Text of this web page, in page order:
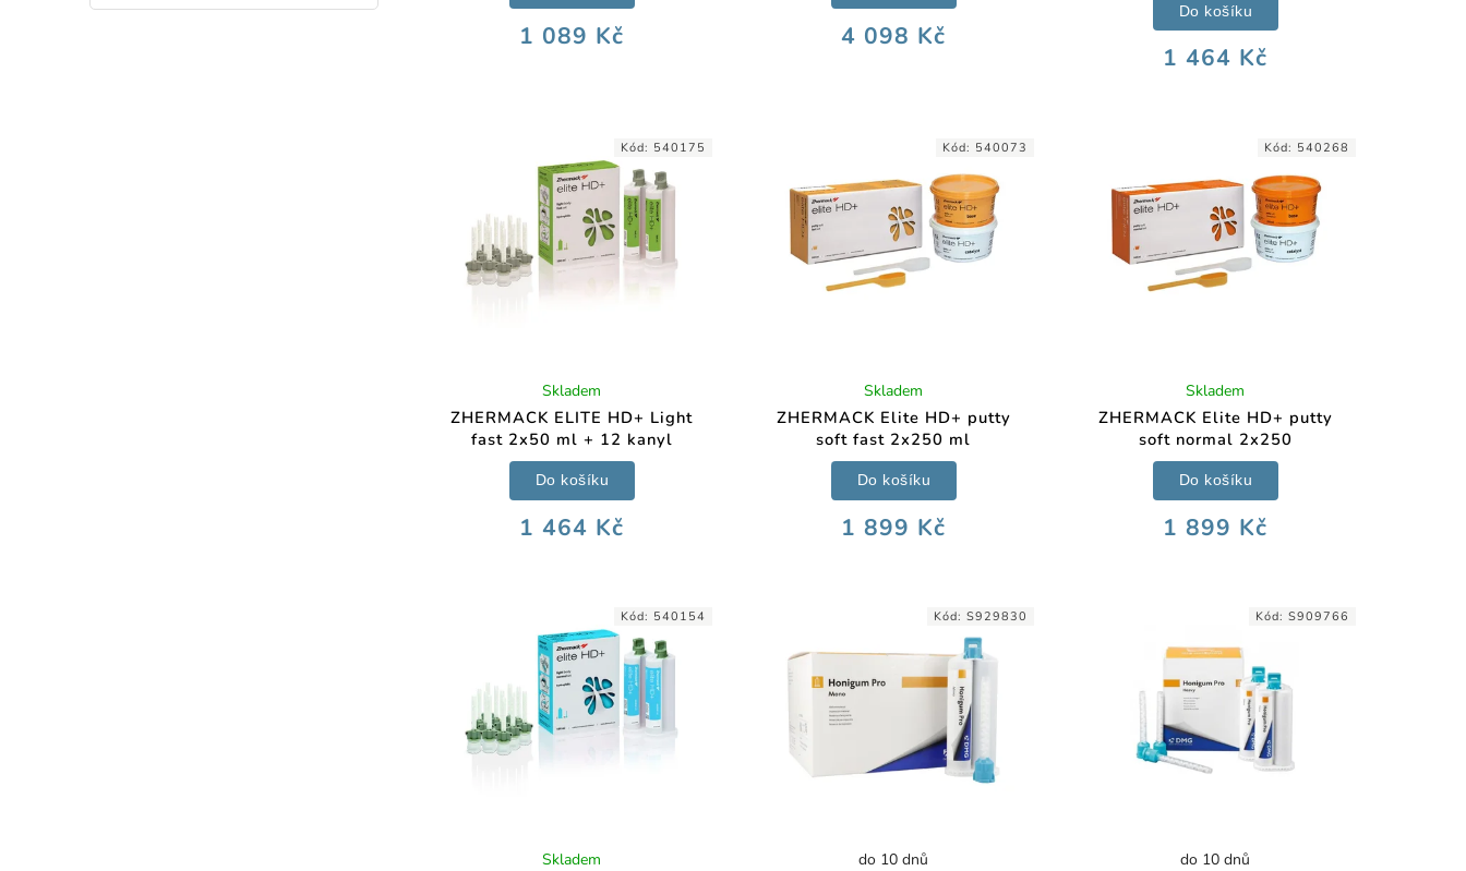
1 089 Kč 4 098 Kč
1 464 Kč
Do košíku
ZHERMACK ELITE HD+ Light
fast 2x50 ml + 12 kanyl
Skladem
1 464 Kč
Do košíku
Kód: 540175
ZHERMACK Elite HD+ putty
soft fast 2x250 ml
Skladem
1 899 Kč
Do košíku
Kód: 540073
ZHERMACK Elite HD+ putty
soft normal 2x250
Skladem
1 899 Kč
Do košíku
Kód: 540268
Skladem
Kód: 540154
do 10 dnů
Kód:S929830
do 10 dnů
Kód:S909766